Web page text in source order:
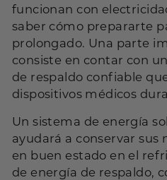
funcionan con
saber cómo prepararte
prolongado. Una parte
consiste en contar con
de respaldo confiable
dispositivos médicos
Un sistema de energía
ayudará a conservar
en buen estado en el
de energía de respaldo,